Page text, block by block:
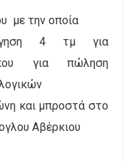
με την οποία
4 τμ για
για πώληση
και μπροστά στο
Αβέρκιου